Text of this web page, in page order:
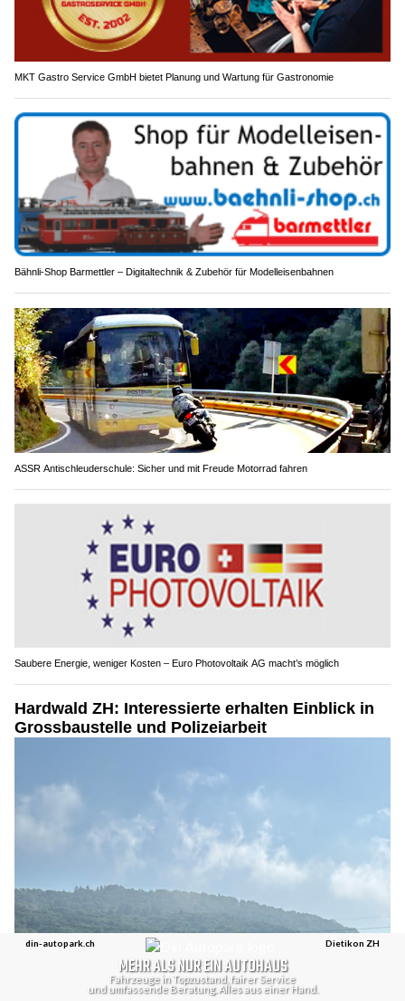
MKT Gastro Service GmbH bietet Planung und Wartung für Gastronomie
Bähnli-Shop Barmettler – Digitaltechnik & Zubehör für Modelleisenbahnen
ASSR Antischleuderschule: Sicher und mit Freude Motorrad fahren
Saubere Energie, weniger Kosten – Euro Photovoltaik AG macht’s möglich
Hardwald ZH: Interessierte erhalten Einblick in
Grossbaustelle und Polizeiarbeit